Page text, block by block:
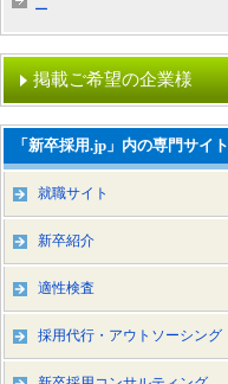
ー
掲載ご希望の企業様
「新卒採用.jp」内の専門サイト
就職サイト
新卒紹介
適性検査
採用代行・アウトソーシング